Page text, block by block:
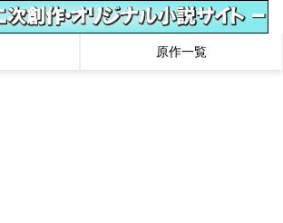
原作一覧